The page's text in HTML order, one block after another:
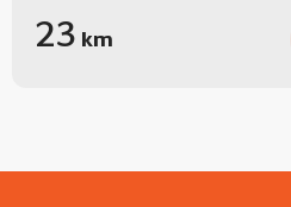
23 km